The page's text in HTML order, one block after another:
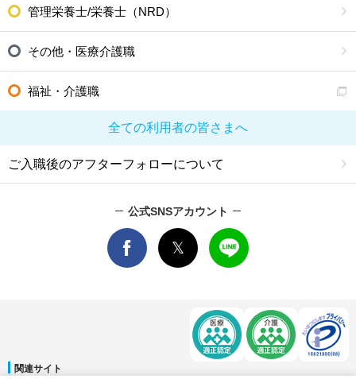
管理栄養士/栄養士（NRD）
その他・医療介護職
福祉・介護職
全ての利用者の皆さまへ
ご入職後のアフターフォローについて
公式SNSアカウント
関連サイト